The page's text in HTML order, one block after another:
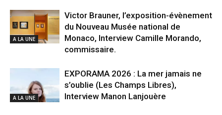
A LA UNE
Victor Brauner, l’exposition-évènement
du Nouveau Musée national de
Monaco, Interview Camille Morando,
commissaire.
A LA UNE
EXPORAMA 2026 : La mer jamais ne
s’oublie (Les Champs Libres),
Interview Manon Lanjouère